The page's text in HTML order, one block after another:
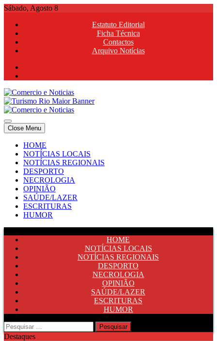
Skip
content
Sábado, Agosto 8
Estatuto Editorial
Ficha Técnica
Contactos
Arquivo Notícias
Comercio e Noticias
Notícias e Publicidade Online
Comercio e Noticias
Notícias e Publicidade Online
Close Menu
HOME
NOTÍCIAS LOCAIS
NOTÍCIAS REGIONAIS
DESPORTO
NECROLOGIA
OPINIÃO
SAÚDE/LAZER
ESCRITURAS
HUMOR
HOME
NOTÍCIAS LOCAIS
NOTÍCIAS REGIONAIS
DESPORTO
NECROLOGIA
OPINIÃO
SAÚDE/LAZER
ESCRITURAS
HUMOR
Pesquisar
por:
Destaques